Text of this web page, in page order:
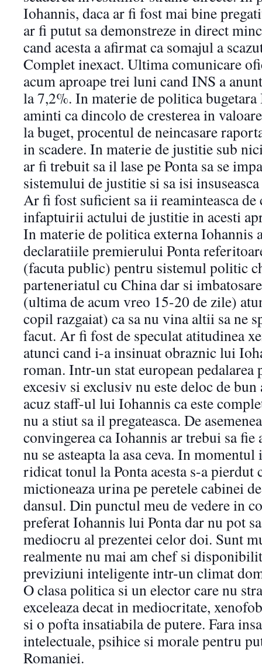
Iohannis, daca ar fi fost mai bine
ar fi putut sa demonstreze in direct
cand acesta a afirmat ca somajul a
Complet inexact. Ultima comunicare
acum aproape trei luni cand INS a
la 7,2%. In materie de politica
aminti ca dincolo de cresterea in
la buget, procentul de neincasare
in scadere. In materie de justitie sub
ar fi trebuit sa il lase pe Ponta sa se
sistemului de justitie si sa isi
Ar fi fost suficient sa ii reaminteasca de
infaptuirii actului de justitie in acesti
In materie de politica externa Iohannis
declaratiile premierului Ponta
(facuta public) pentru sistemul politic
parteneriatul cu China dar si
(ultima de acum vreo 15-20 de zile)
copil razgaiat) ca sa nu vina altii sa ne
facut. Ar fi fost de speculat atitudinea
atunci cand i-a insinuat obraznic lui
roman. Intr-un stat european pedalarea
excesiv si exclusiv nu este deloc de
acuz staff-ul lui Iohannis ca este
nu a stiut sa il pregateasca. De
convingerea ca Iohannis ar trebui sa fie
nu se asteapta la asa ceva. In
ridicat tonul la Ponta acesta s-a pierdut
mictioneaza urina pe peretele cabinei
dansul. Din punctul meu de vedere in
preferat Iohannis lui Ponta dar nu pot
mediocru al prezentei celor doi. Sunt
realmente nu mai am chef si
previziuni inteligente intr-un climat
O clasa politica si un elector care nu
exceleaza decat in mediocritate,
si o pofta insatiabila de putere. Fara
intelectuale, psihice si morale pentru
Romaniei.